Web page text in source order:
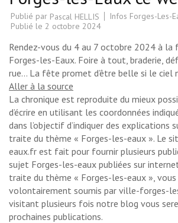
Publié par Pascal HELLIS
Infos Forges-Les-
Publié le 2 octobre 2024
Rendez-vous du 4 au 7 octobre 2024 à la
Forges-les-Eaux. Foire à tout, braderie,
rue… La fête promet d’être belle si le ciel
Aller à la source
La chronique est reproduite du mieux
d’écrire en utilisant les coordonnées
dans l’objectif d’indiquer des explications
traite du thème « Forges-les-eaux ». Le
eaux.fr est fait pour fournir plusieurs
sujet Forges-les-eaux publiées sur
traite du thème « Forges-les-eaux »,
volontairement soumis par ville-forges-
visitant plusieurs fois notre blog vous
prochaines publications.